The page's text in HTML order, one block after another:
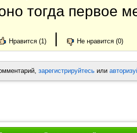
тогда первое
Нравится (1) | Не нравится (0)
зарегистрируйтесь или